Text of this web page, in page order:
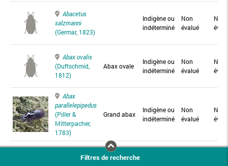
Abacetus
salzmanni
(Germar, 1823)
Indigène ou
indéterminé
Non
évalué
Non
Abax ovalis
(Duftschmid,
1812)
Abax ovale
Indigène ou
indéterminé
Non
évalué
Non
Abax
parallelepipedus
(Piller &
Mitterpacher,
1783)
Grand abax
Indigène ou
indéterminé
Non
évalué
Non
Abax
Abax
Filtres de recherche